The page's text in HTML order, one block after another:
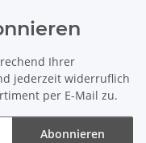
Ihrer
jederzeit widerruflich
per E-Mail zu.
Abonnieren